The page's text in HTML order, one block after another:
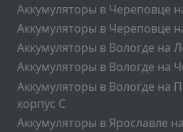
Аккумуляторы в Череповце
Аккумуляторы в Череповце
Аккумуляторы в Вологде на
Аккумуляторы в Вологде на
Аккумуляторы в Вологде на
корпус C
Аккумуляторы в Ярославле